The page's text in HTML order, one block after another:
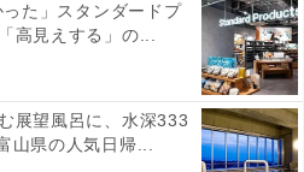
生の今、英検3級を取ることに
があるのかという点です。準
れない学校も多いと聞く中
くべきなのか、それとも4科目
順位を決めきれずにいます。
った」スタンダードプ
高見えする」の...
展望風呂に、水深333
山県の人気日帰...